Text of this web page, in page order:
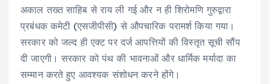
अकाल तख्त साहिब से राय ली गई और न ही शिरोमणि गुरुद्वारा
प्रबंधक कमेटी (एसजीपीसी) से औपचारिक परामर्श किया गया।
सरकार को जल्द ही एक्ट पर दर्ज आपत्तियों की विस्तृत सूची सौंप
दी जाएगी। सरकार को पंथ की भावनाओं और धार्मिक मर्यादा का
सम्मान करते हुए आवश्यक संशोधन करने होंगे।